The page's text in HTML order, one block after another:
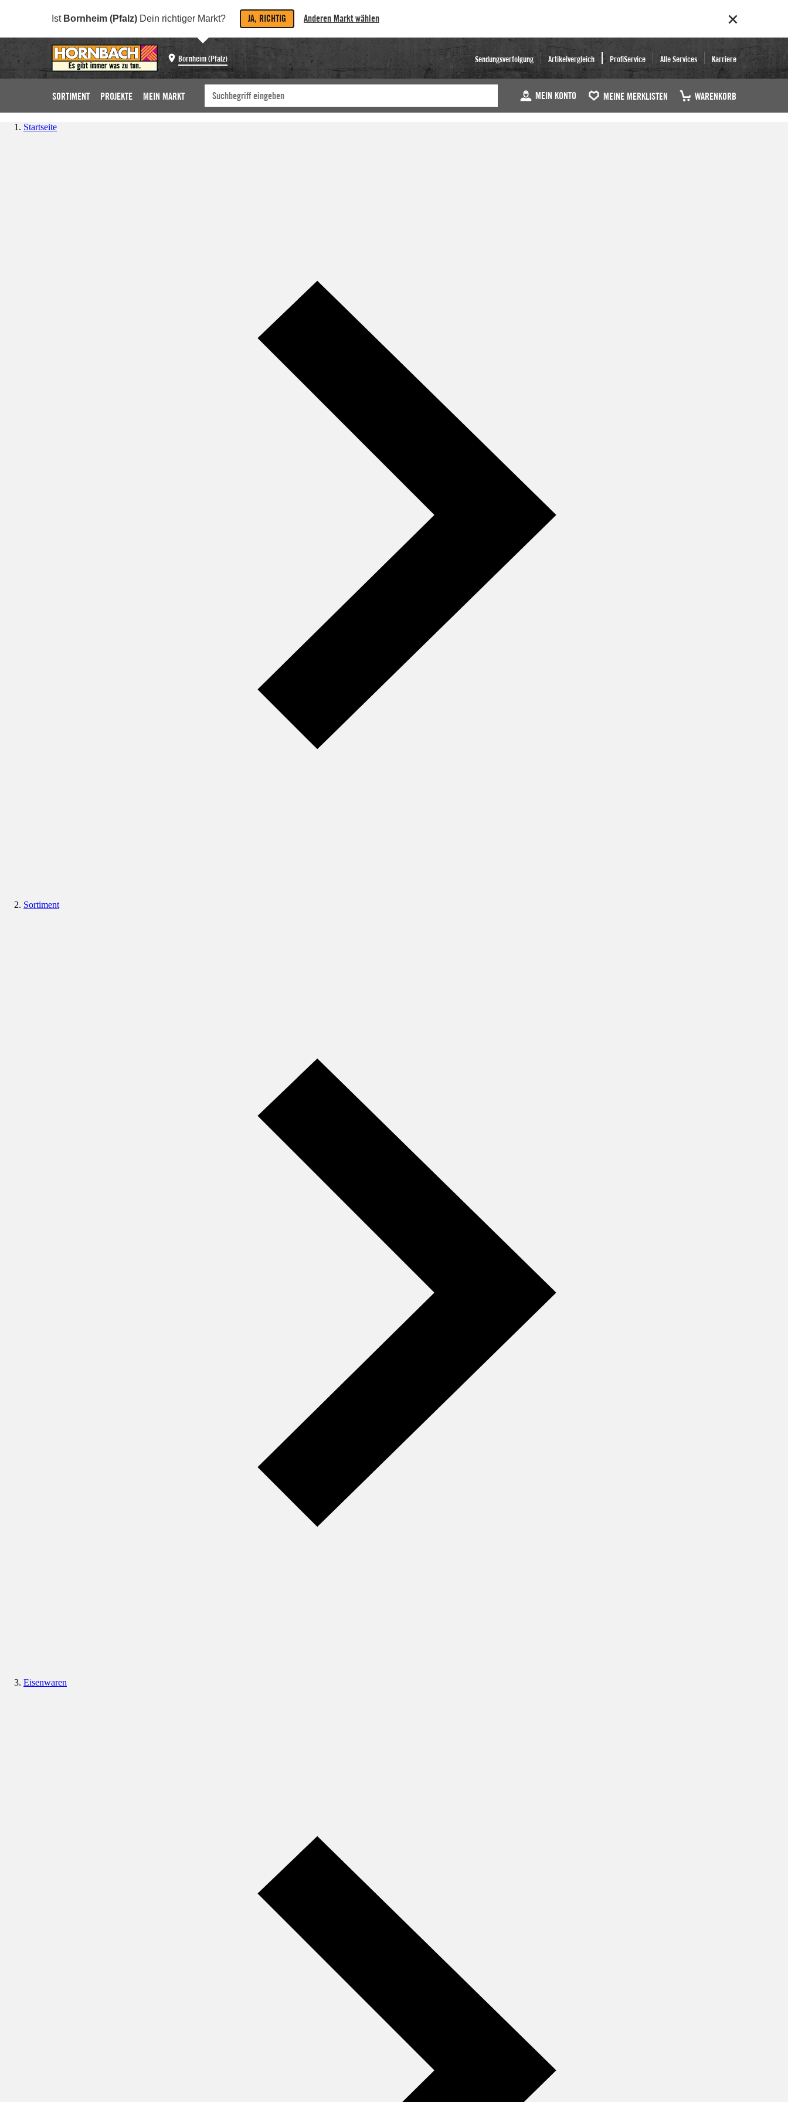
Ist Bornheim (Pfalz) Dein richtiger Markt? JA, RICHTIG Anderen Markt wählen
Bornheim (Pfalz) Sendungsverfolgung Artikelvergleich ProfiService Alle Services Karriere
SORTIMENT PROJEKTE MEIN MARKT MEIN KONTO MEINE MERKLISTEN WARENKORB
Startseite
Sortiment
Eisenwaren